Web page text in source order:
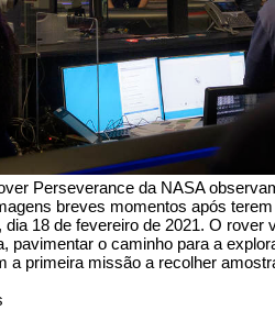
Perseverance da NASA
breves momentos após
18 de fevereiro de 2021. O rover
pavimentar o caminho para a
a primeira missão a recolher